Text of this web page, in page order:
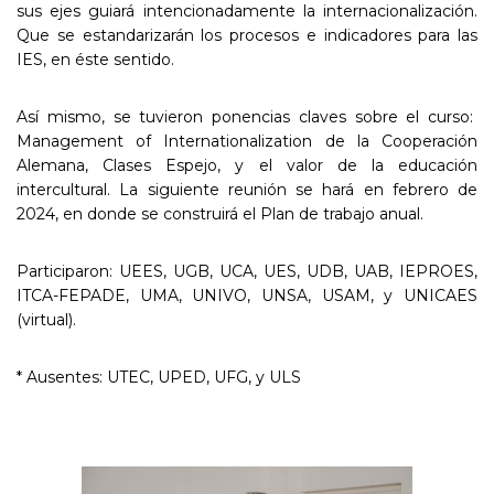
sus ejes guiará intencionadamente la internacionalización.
Que se estandarizarán los procesos e indicadores para las
IES, en éste sentido.
Así mismo, se tuvieron ponencias claves sobre el curso:
Management of Internationalization de la Cooperación
Alemana, Clases Espejo, y el valor de la educación
intercultural. La siguiente reunión se hará en febrero de
2024, en donde se construirá el Plan de trabajo anual.
Participaron: UEES, UGB, UCA, UES, UDB, UAB, IEPROES,
ITCA-FEPADE, UMA, UNIVO, UNSA, USAM, y UNICAES
(virtual).
* Ausentes: UTEC, UPED, UFG, y ULS